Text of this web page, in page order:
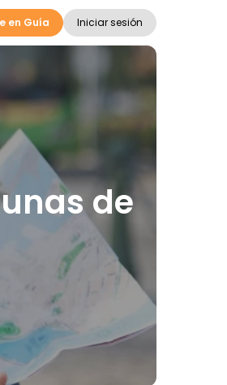
en Guía Iniciar sesión
de